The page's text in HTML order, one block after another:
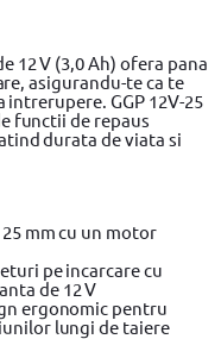
12 V (3,0 Ah) ofera pana
asigurandu-te ca te
GGP 12V-25
functii de repaus
durata de viata si
mm cu un motor
pe incarcare cu
de 12 V
ergonomic pentru
lungi de taiere